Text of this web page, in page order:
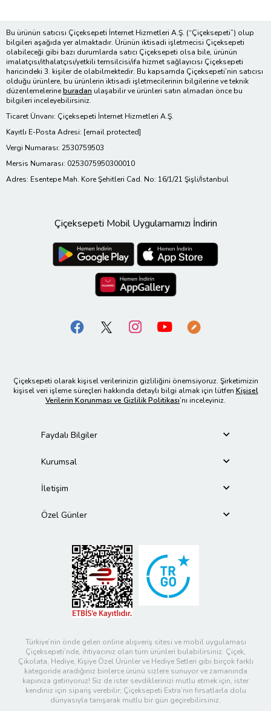
Bu ürünün satıcısı Çiçeksepeti İnternet Hizmetleri A.Ş. (“Çiçeksepeti”) olup
bilgileri aşağıda yer almaktadır. Ürünün iktisadi işletmecisi Çiçeksepeti
olabileceği gibi bazı durumlarda satıcı Çiçeksepeti olsa bile, ürünün
imalatçısı/ithalatçısı/yetkili temsilcisi/ifa hizmet sağlayıcısı Çiçeksepeti
haricindeki 3. kişiler de olabilmektedir. Bu kapsamda Çiçeksepeti’nin satıcısı
olduğu ürünlere, bu ürünlerin iktisadi işletmecilerinin bilgilerine ve teknik
düzenlemelerineburadan ulaşabilir ve ürünleri satın almadan önce bu
bilgileri inceleyebilirsiniz.
Ticaret Ünvanı: Çiçeksepeti İnternet Hizmetleri A.Ş.
Kayıtlı E-Posta Adresi: [email protected]
Vergi Numarası: 2530759503
Mersis Numarası: 0253075950300010
Adres: Esentepe Mah. Kore Şehitleri Cad. No: 16/1/21 Şişli/İstanbul
Çiçeksepeti Mobil Uygulamamızı İndirin
Çiçeksepeti olarak kişisel verilerinizin gizliliğini önemsiyoruz. Şirketimizin
kişisel veri işleme süreçleri hakkında detaylı bilgi almak için lütfen Kişisel
Verilerin Korunması ve Gizlilik Politikası’nı inceleyiniz.
Faydalı Bilgiler
Kurumsal
İletişim
Özel Günler
Türkiye’nin önde gelen online alışveriş sitesi ve mobil uygulaması
Çiçeksepeti’nde, ihtiyacınız olan tüm ürünleri bulabilirsiniz. Çiçek,
Çikolata, Hediye, Kişiye Özel Ürünler ve Hediye Setleri gibi birçok farklı
kategoride aradığınız binlerce ürünü sizlere sunuyor ve zamanında
kapınıza getiriyoruz! Siz de ister sevdiklerinizi mutlu etmek için, ister
kendiniz için sipariş verebilir; Çiçeksepeti Extra’nın fırsatlarla dolu
dünyasıyla tanışarak mutlu bir gün geçirebilirsiniz.